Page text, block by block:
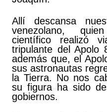
Allí descansa
venezolano,
científico realizó
tripulante del Apolo
además que, el
sus astronautas
la Tierra. No nos
su figura ha sido
gobiernos.